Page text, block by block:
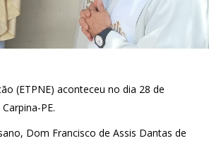
(ETPNE) aconteceu no dia 28 de
PE.
Dom Francisco de Assis Dantas de